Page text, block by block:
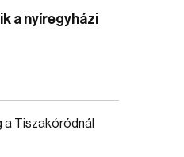
a nyíregyházi